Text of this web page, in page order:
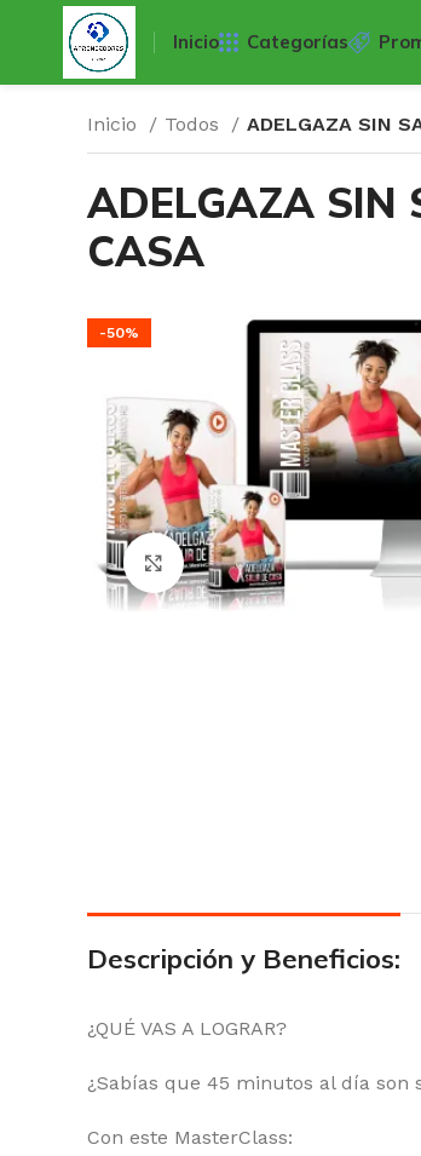
Inicio Categorías
Inicio Todos ADELGAZA SIN
ADELGAZA SIN
CASA
-50%
Click para agrandar
Descripción y Beneficios:
¿QUÉ VAS A LOGRAR?
¿Sabías que 45 minutos al día
Con este MasterClass: